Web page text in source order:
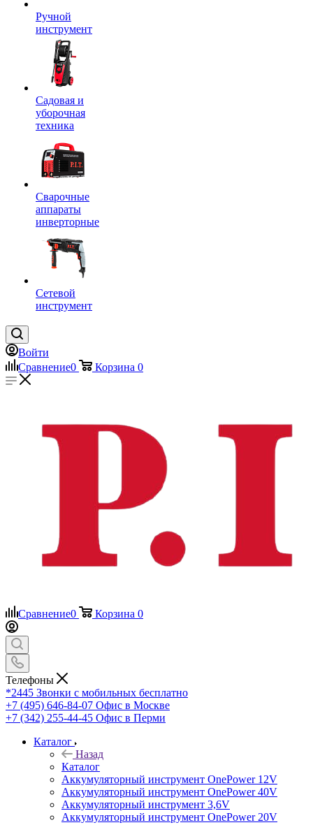
Ручной
инструмент
Садовая и
уборочная
техника
Сварочные
аппараты
инверторные
Сетевой
инструмент
Войти
Сравнение0 Корзина 0
Сравнение0 Корзина 0
Телефоны
*2445 Звонки с мобильных бесплатно
+7 (495) 646-84-07 Офис в Москве
+7 (342) 255-44-45 Офис в Перми
Каталог
Назад
Каталог
Аккумуляторный инструмент OnePower 12V
Аккумуляторный инструмент OnePower 40V
Аккумуляторный инструмент 3,6V
Аккумуляторный инструмент OnePower 20V